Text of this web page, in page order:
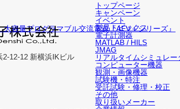
容量プログラマブル交流電源『AFV＋シリーズ』
2-12-12 新横浜IKビル
トップページ
キャンペーン
イベント
製品トピックス
電子計測器
MATLAB / HILS
JMAG
リアルタイムシミュレー
コンピューター機器
観測・画像機器
試験機・特注
受託試験・修理・校正
その他
取り扱いメーカー